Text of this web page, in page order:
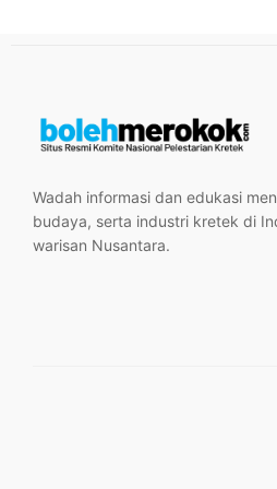
Wadah informasi dan edukasi
budaya, serta industri kretek di
warisan Nusantara.